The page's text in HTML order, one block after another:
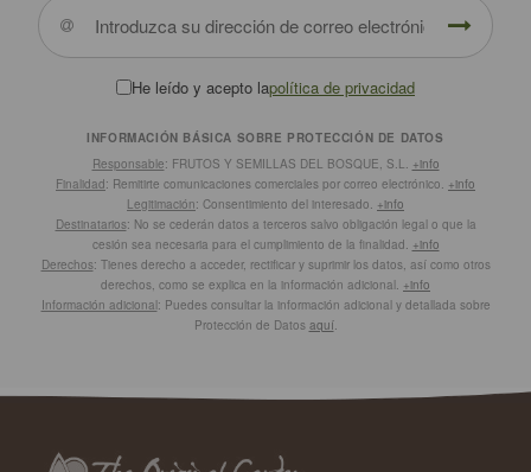
He leído y acepto lapolítica de privacidad
INFORMACIÓN BÁSICA SOBRE PROTECCIÓN DE DATOS
Responsable: FRUTOS Y SEMILLAS DEL BOSQUE, S.L. +info
Finalidad: Remitirte comunicaciones comerciales por correo electrónico. +info
Legitimación: Consentimiento del interesado. +info
Destinatarios: No se cederán datos a terceros salvo obligación legal o que la
cesión sea necesaria para el cumplimiento de la finalidad. +info
Derechos: Tienes derecho a acceder, rectificar y suprimir los datos, así como otros
derechos, como se explica en la información adicional. +info
Información adicional: Puedes consultar la información adicional y detallada sobre
Protección de Datos aquí.